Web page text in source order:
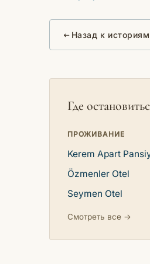
Назад к историям
Где
ПРОЖИВАНИЕ
Kerem Apart
Özmenler Otel
Seymen Otel
Смотреть все →